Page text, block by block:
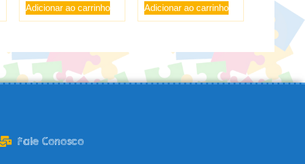
Adicionar ao carrinho Adicionar ao carrinho
Fale Conosco